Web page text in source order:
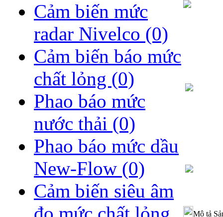
Cảm biến mức
radar Nivelco (0)
Cảm biến báo mức
chất lỏng (0)
Phao báo mức
nước thải (0)
Phao báo mức dầu
New-Flow (0)
Cảm biến siêu âm
Mô tả